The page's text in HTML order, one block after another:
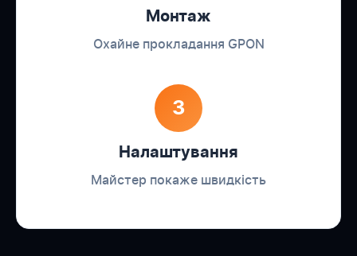
Монтаж
Охайне прокладання GPON
3
Налаштування
Майстер покаже швидкість